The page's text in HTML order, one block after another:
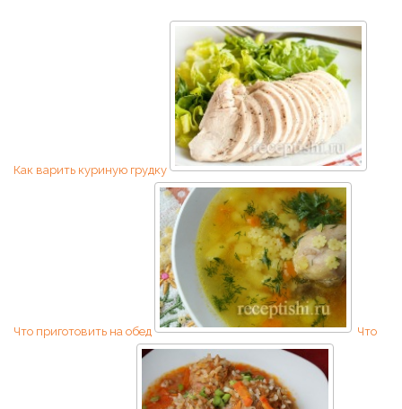
Как варить куриную грудку
Что приготовить на обед Что